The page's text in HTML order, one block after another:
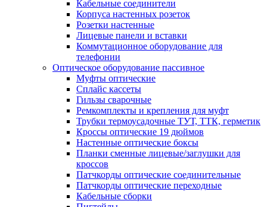
Кабельные соединители
Корпуса настенных розеток
Розетки настенные
Лицевые панели и вставки
Коммутационное оборудование для
телефонии
Оптическое оборудование пассивное
Муфты оптические
Сплайс кассеты
Гильзы сварочные
Ремкомплекты и крепления для муфт
Трубки термоусадочные ТУТ, ТТК, герметик
Кроссы оптические 19 дюймов
Настенные оптические боксы
Планки сменные лицевые/заглушки для
кроссов
Патчкорды оптические соединительные
Патчкорды оптические переходные
Кабельные сборки